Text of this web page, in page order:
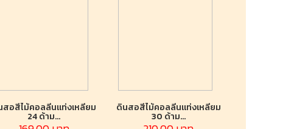
สอสีไม้คอลลีนแท่งเหลี่ยม
24 ด้าม...
ดินสอสีไม้คอลลีนแท่งเหลี่ยม
30 ด้าม...